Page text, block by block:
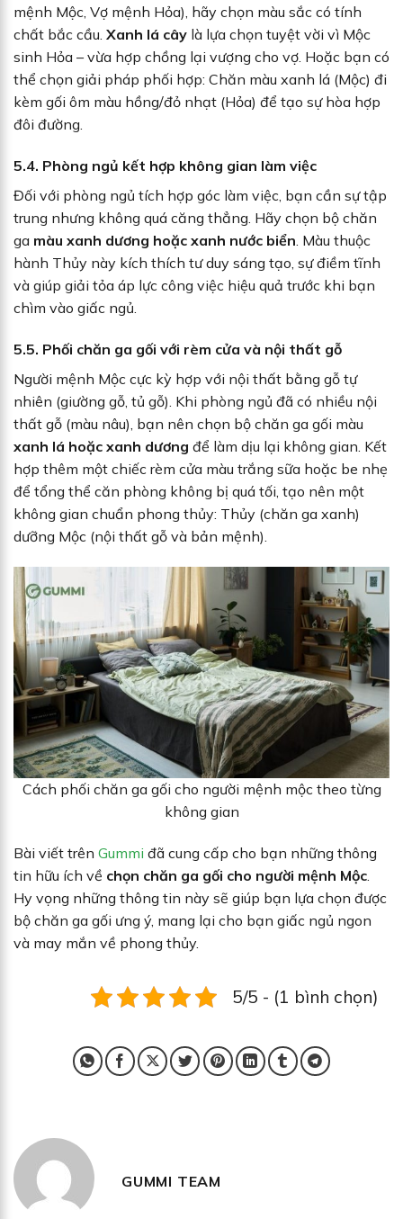
mệnh Mộc, Vợ mệnh Hỏa), hãy chọn màu sắc có tính
chất bắc cầu. Xanh lá cây là lựa chọn tuyệt vời vì Mộc
sinh Hỏa – vừa hợp chồng lại vượng cho vợ. Hoặc bạn có
thể chọn giải pháp phối hợp: Chăn màu xanh lá (Mộc) đi
kèm gối ôm màu hồng/đỏ nhạt (Hỏa) để tạo sự hòa hợp
đôi đường.
5.4. Phòng ngủ kết hợp không gian làm việc
Đối với phòng ngủ tích hợp góc làm việc, bạn cần sự tập
trung nhưng không quá căng thẳng. Hãy chọn bộ chăn
ga màu xanh dương hoặc xanh nước biển. Màu thuộc
hành Thủy này kích thích tư duy sáng tạo, sự điềm tĩnh
và giúp giải tỏa áp lực công việc hiệu quả trước khi bạn
chìm vào giấc ngủ.
5.5. Phối chăn ga gối với rèm cửa và nội thất gỗ
Người mệnh Mộc cực kỳ hợp với nội thất bằng gỗ tự
nhiên (giường gỗ, tủ gỗ). Khi phòng ngủ đã có nhiều nội
thất gỗ (màu nâu), bạn nên chọn bộ chăn ga gối màu
xanh lá hoặc xanh dương để làm dịu lại không gian. Kết
hợp thêm một chiếc rèm cửa màu trắng sữa hoặc be nhẹ
để tổng thể căn phòng không bị quá tối, tạo nên một
không gian chuẩn phong thủy: Thủy (chăn ga xanh)
dưỡng Mộc (nội thất gỗ và bản mệnh).
Cách phối chăn ga gối cho người mệnh mộc theo từng
không gian
Bài viết trên Gummi đã cung cấp cho bạn những thông
tin hữu ích về chọn chăn ga gối cho người mệnh Mộc
Hy vọng những thông tin này sẽ giúp bạn lựa chọn được
bộ chăn ga gối ưng ý, mang lại cho bạn giấc ngủ ngon
và may mắn về phong thủy.
5/5 - (1 bình chọn)
GUMMI TEAM